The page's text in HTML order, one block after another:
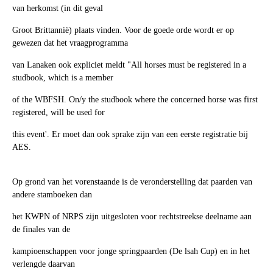
van herkomst (in dit geval
Groot Brittannië) plaats vinden. Voor de goede orde wordt er op
gewezen dat het vraagprogramma
van Lanaken ook expliciet meldt "All horses must be registered in a
studbook, which is a member
of the WBFSH. On/y the studbook where the concerned horse was first
registered, will be used for
this event'. Er moet dan ook sprake zijn van een eerste registratie bij
AES.
Op grond van het vorenstaande is de veronderstelling dat paarden van
andere stamboeken dan
het KWPN of NRPS zijn uitgesloten voor rechtstreekse deelname aan
de finales van de
kampioenschappen voor jonge springpaarden (De lsah Cup) en in het
verlengde daarvan